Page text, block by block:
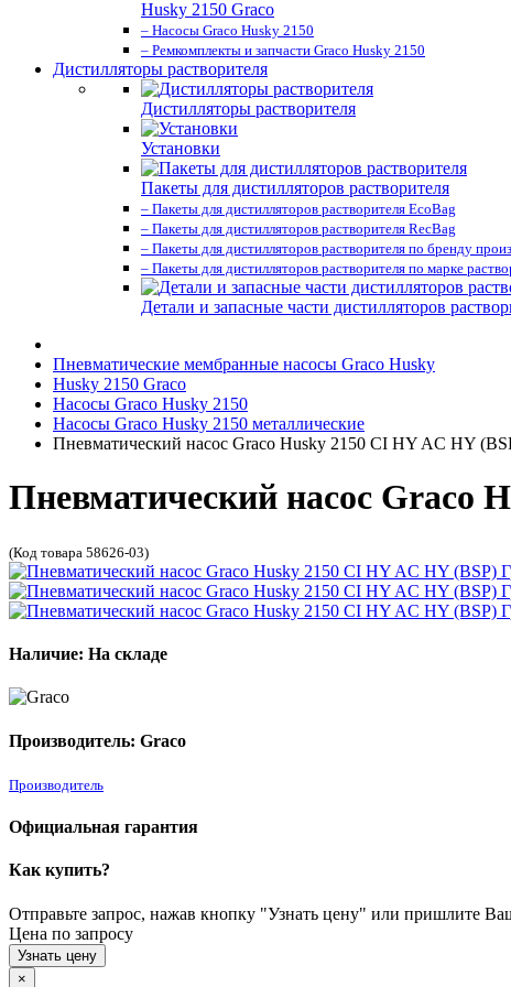
Husky 2150 Graco
– Насосы Graco Husky 2150
– Ремкомплекты и запчасти Graco Husky 2150
Дистилляторы растворителя
Дистилляторы растворителя
Установки
Пакеты для дистилляторов растворителя
– Пакеты для дистилляторов растворителя EcoBag
– Пакеты для дистилляторов растворителя RecBag
– Пакеты для дистилляторов растворителя по бренду
– Пакеты для дистилляторов растворителя по марке
Детали и запасные части дистилляторов
Пневматические мембранные насосы Graco Husky
Husky 2150 Graco
Насосы Graco Husky 2150
Насосы Graco Husky 2150 металлические
Пневматический насос Graco Husky 2150 CI HY AC HY
Пневматический насос Graco
(Код товара 58626-03)
Наличие: На складе
Производитель: Graco
Производитель
Официальная гарантия
Как купить?
Отправьте запрос, нажав кнопку "Узнать цену" или пришлите
Цена по запросу
Узнать цену
×